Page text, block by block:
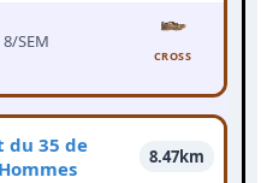
SEM
CROSS
du 35 de
8.47km